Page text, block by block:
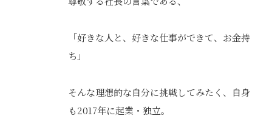
「好きな人と、好きな仕事ができて、お金持
ち」
そんな理想的な自分に挑戦してみたく、自身
も2017年に起業・独立。